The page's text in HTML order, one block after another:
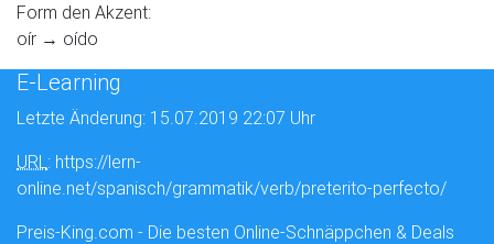
Form den Akzent:
oír → oído
E-Learning
Letzte Änderung: 15.07.2019 22:07 Uhr
URL: https://lern-
online.net/spanisch/grammatik/verb/preterito-perfecto/
Preis-King.com - Die besten Online-Schnäppchen & Deals